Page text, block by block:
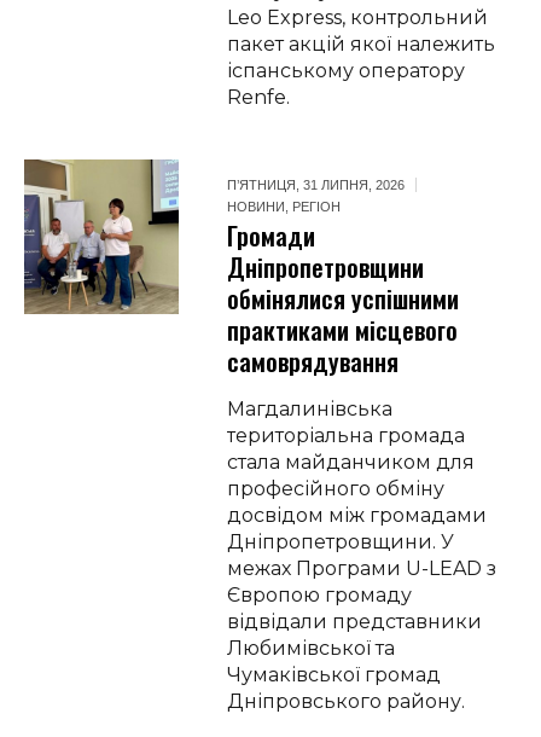
Leo Express, контрольний
пакет акцій якої належить
іспанському оператору
Renfe.
П’ЯТНИЦЯ, 31 ЛИПНЯ, 2026
НОВИНИ
РЕГІОН
Громади
Дніпропетровщини
обмінялися успішними
практиками місцевого
самоврядування
Магдалинівська
територіальна громада
стала майданчиком для
професійного обміну
досвідом між громадами
Дніпропетровщини. У
межах Програми U-LEAD з
Європою громаду
відвідали представники
Любимівської та
Чумаківської громад
Дніпровського району.